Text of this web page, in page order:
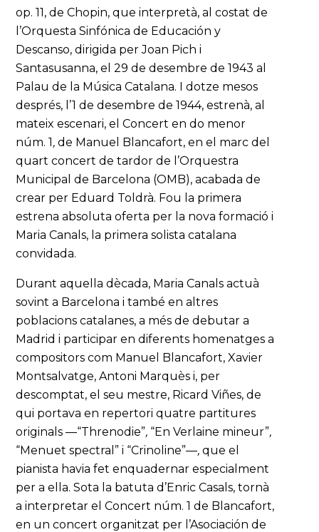
op. 11, de Chopin, que interpretà, al costat de
l’Orquesta Sinfónica de Educación y
Descanso, dirigida per Joan Pich i
Santasusanna, el 29 de desembre de 1943 al
Palau de la Música Catalana. I dotze mesos
després, l’1 de desembre de 1944, estrenà, al
mateix escenari, el Concert en do menor
núm. 1,de Manuel Blancafort, en el marc del
quart concert de tardor de l’Orquestra
Municipal de Barcelona (OMB), acabada de
crear per Eduard Toldrà. Fou la primera
estrena absoluta oferta per la nova formació i
Maria Canals, la primera solista catalana
convidada.
Durant aquella dècada, Maria Canals actuà
sovint a Barcelona i també en altres
poblacions catalanes, a més de debutar a
Madrid i participar en diferents homenatges a
compositors com Manuel Blancafort, Xavier
Montsalvatge, Antoni Marquès i, per
descomptat, el seu mestre, Ricard Viñes, de
qui portava en repertori quatre partitures
originals —“Threnodie”, “En Verlaine mineur”,
“Menuet spectral” i “Crinoline”—,que el
pianista havia fet enquadernar especialment
per a ella. Sota la batuta d’Enric Casals, tornà
a interpretar el Concert núm. 1 de Blancafort,
en un concert organitzat per l’Asociación de